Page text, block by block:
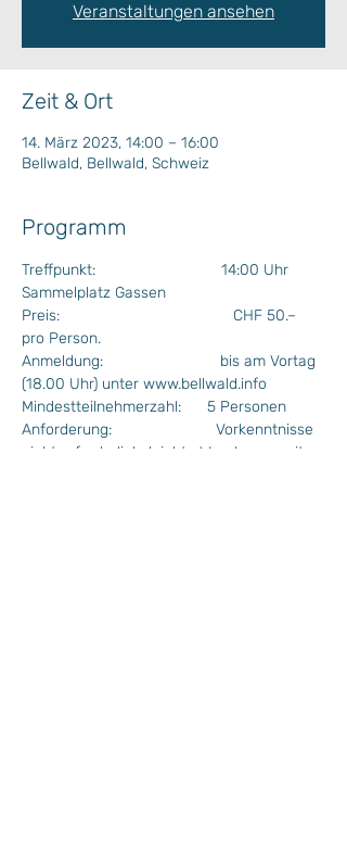
Veranstaltungen ansehen
Zeit & Ort
14. März 2023, 14:00 – 16:00
Bellwald, Bellwald, Schweiz
Programm
Treffpunkt:                             14:00 Uhr
Sammelplatz Gassen
Preis:                                        CHF 50.–
pro Person.
Anmeldung:                           bis am Vortag
(18.00 Uhr) unter www.bellwald.info
Mindestteilnehmerzahl:      5 Personen
Anforderung:                        Vorkenntnisse
nicht erforderlich, leichte Wanderung mit